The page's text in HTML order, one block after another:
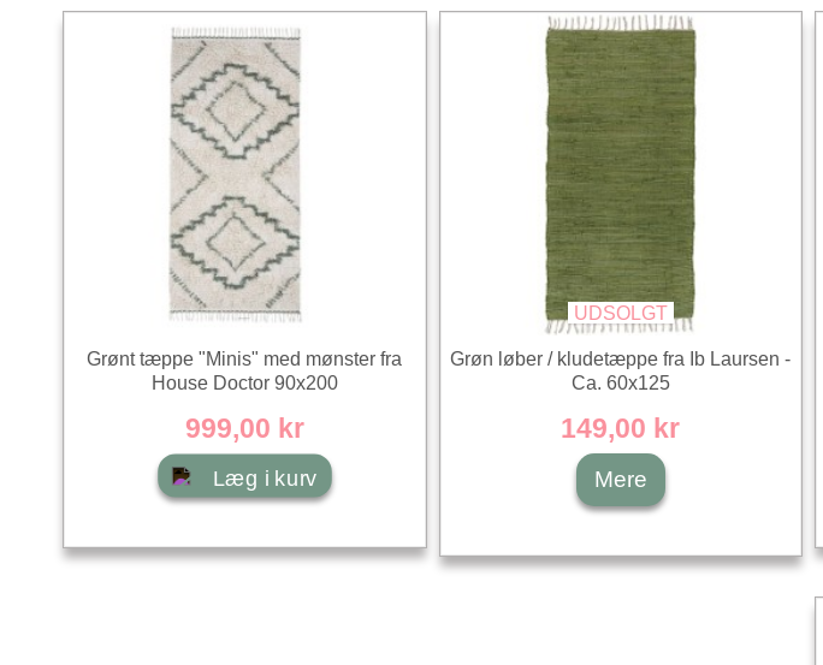
Grønt tæppe "Minis" med mønster fra
House Doctor 90x200
999,00 kr
Læg i kurv
UDSOLGT
Grøn løber / kludetæppe fra Ib Laursen -
Ca. 60x125
149,00 kr
Mere